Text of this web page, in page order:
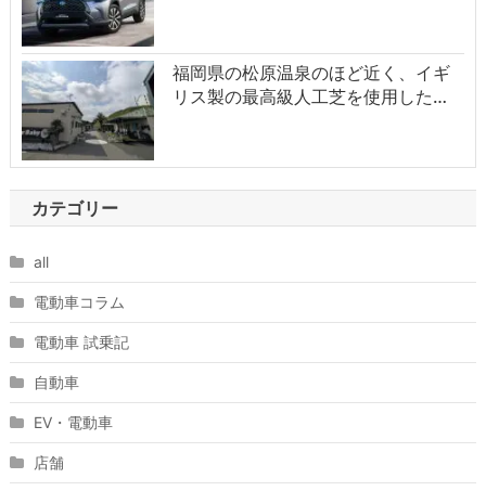
福岡県の松原温泉のほど近く、イギ
リス製の最高級人工芝を使用した…
カテゴリー
all
電動車コラム
電動車 試乗記
自動車
EV・電動車
店舗